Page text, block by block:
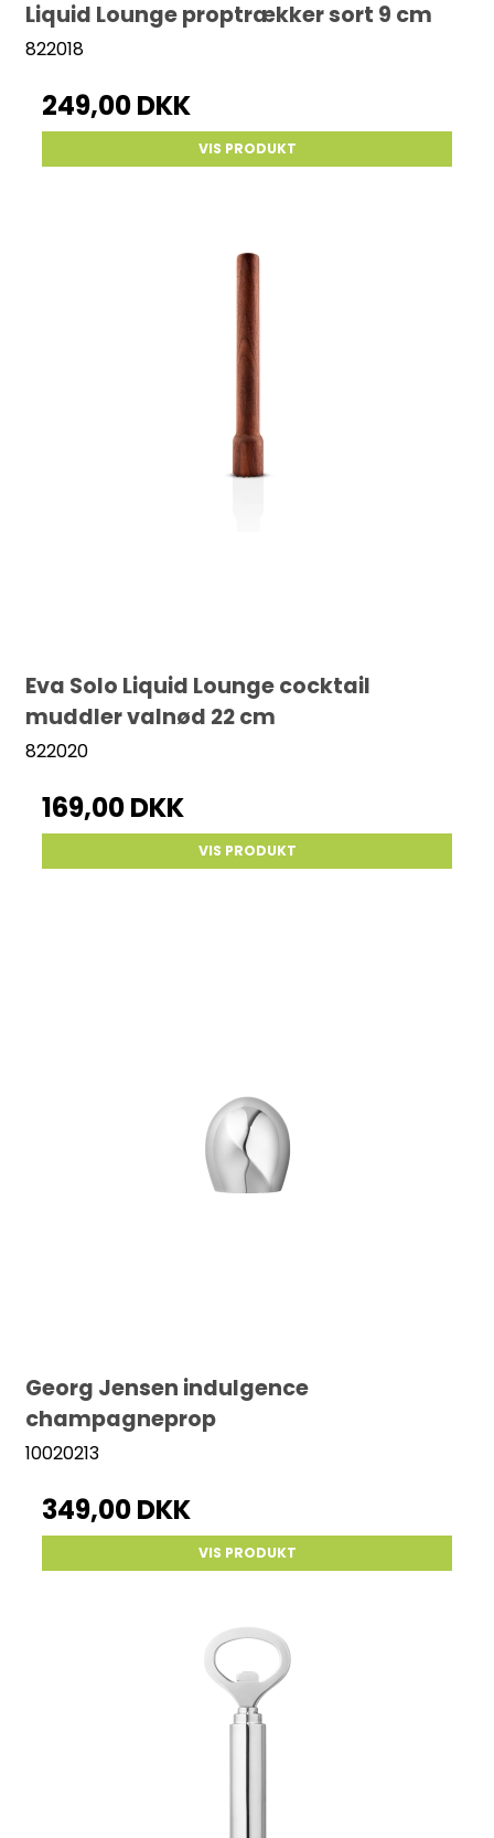
Liquid Lounge proptrækker sort 9 cm
822018
249,00 DKK
VIS PRODUKT
Eva Solo Liquid Lounge cocktail
muddler valnød 22 cm
822020
169,00 DKK
VIS PRODUKT
Georg Jensen indulgence
champagneprop
10020213
349,00 DKK
VIS PRODUKT